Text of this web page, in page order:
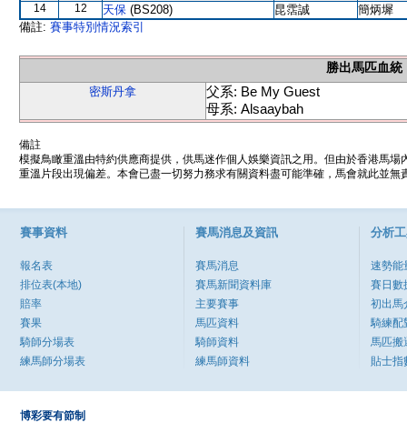
14 12 天保 (BS208) 昆霑誠
簡炳墀
備註: 賽事特別情況索引
勝出馬匹血統
密斯丹拿
父系: Be My Guest
母系: Alsaaybah
備註
模擬鳥瞰重溫由特約供應商提供，供馬迷作個人娛樂資訊之用。但由於香港馬
重溫片段出現偏差。本會已盡一切努力務求有關資料盡可能準確，馬會就此並
賽事資料
報名表
排位表(本地)
賠率
賽果
騎師分場表
練馬師分場表
賽馬消息及資訊
賽馬消息
賽馬新聞資料庫
主要賽事
馬匹資料
騎師資料
練馬師資料
分析
速勢能
賽日數
初出馬
騎練配
馬匹搬
貼士指
博彩要有節制